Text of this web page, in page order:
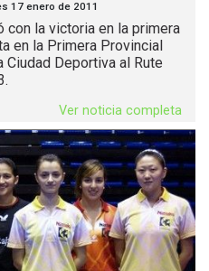
17 enero de 2011
con la victoria en la primera
en la Primera Provincial
Deportiva al Rute
Ver noticia completa